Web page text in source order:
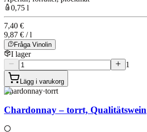
0,75 l
7,40 €
9,87 € / l
Fråga Vinolin
I lager
1
Lägg i varukorg
Chardonnay·torrt
Chardonnay – torrt, Qualitätswein